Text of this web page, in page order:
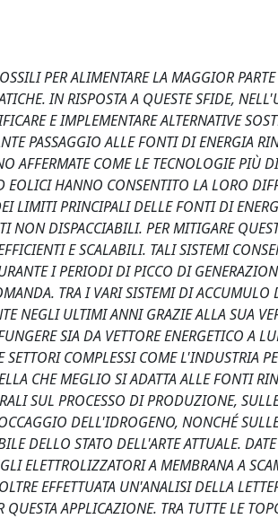
PER ALIMENTARE LA MAGGIOR
IN RISPOSTA A QUESTE SFIDE,
E IMPLEMENTARE ALTERNATIVE
PASSAGGIO ALLE FONTI DI ENERGIA
AFFERMATE COME LE TECNOLOGIE PIÙ
HANNO CONSENTITO LA LORO
LIMITI PRINCIPALI DELLE FONTI DI
NON DISPACCIABILI. PER MITIGARE
E SCALABILI. TALI SISTEMI
I PERIODI DI PICCO DI
TRA I VARI SISTEMI DI ACCUMULO
NEGLI ULTIMI ANNI GRAZIE ALLA SUA
SIA DA VETTORE ENERGETICO A
COMPLESSI COME L'INDUSTRIA
CHE MEGLIO SI ADATTA ALLE FONTI
SUL PROCESSO DI PRODUZIONE,
DELL'IDROGENO, NONCHÉ
DELLO STATO DELL'ARTE ATTUALE. DATE
ELETTROLIZZATORI A MEMBRANA A
EFFETTUATA UN'ANALISI DELLA
APPLICAZIONE. TRA TUTTE LE